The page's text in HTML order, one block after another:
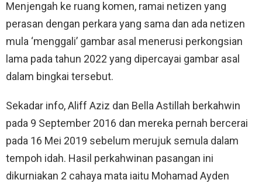
Menjengah ke ruang komen, ramai netizen yang
perasan dengan perkara yang sama dan ada netizen
mula ‘menggali’ gambar asal menerusi perkongsian
lama pada tahun 2022 yang dipercayai gambar asal
dalam bingkai tersebut.
Sekadar info, Aliff Aziz dan Bella Astillah berkahwin
pada 9 September 2016 dan mereka pernah bercerai
pada 16 Mei 2019 sebelum merujuk semula dalam
tempoh idah. Hasil perkahwinan pasangan ini
dikurniakan 2 cahaya mata iaitu Mohamad Ayden